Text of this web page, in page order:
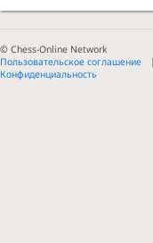
© Chess-Online Network
Пользовательское соглашение
Конфиденциальность